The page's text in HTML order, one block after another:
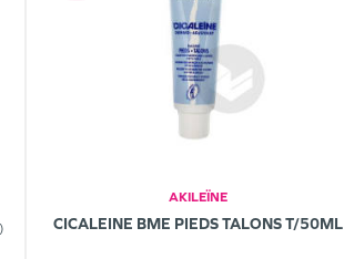
AKILEÏNE
CICALEINE BME PIEDS TALONS T/50ML